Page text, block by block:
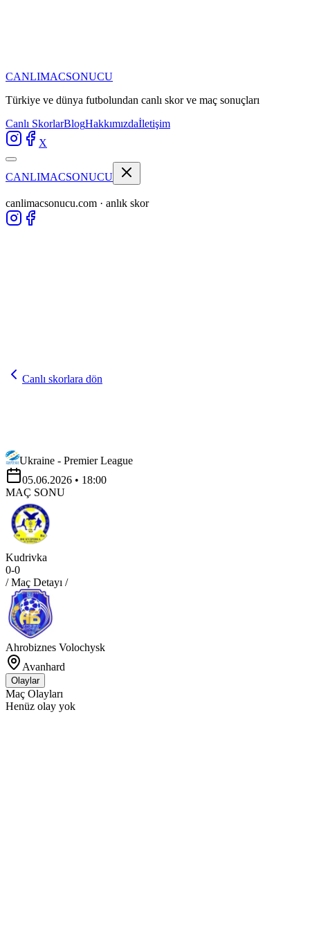
CANLIMACSONUCU
Türkiye ve dünya futbolundan canlı skor ve maç sonuçları
Canlı SkorlarBlogHakkımızdaİletişim
X
CANLIMACSONUCU
canlimacsonucu.com · anlık skor
Canlı skorlara dön
Ukraine - Premier League
05.06.2026 • 18:00
MAÇ SONU
Kudrivka
0-0
/ Maç Detayı /
Ahrobiznes Volochysk
Avanhard
Olaylar
Maç Olayları
Henüz olay yok